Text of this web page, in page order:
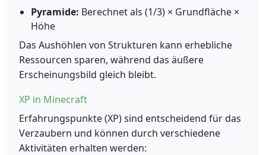
Pyramide: Berechnet als (1/3) × Grundfläche ×
Höhe
Das Aushöhlen von Strukturen kann erhebliche
Ressourcen sparen, während das äußere
Erscheinungsbild gleich bleibt.
XP in Minecraft
Erfahrungspunkte (XP) sind entscheidend für das
Verzaubern und können durch verschiedene
Aktivitäten erhalten werden: